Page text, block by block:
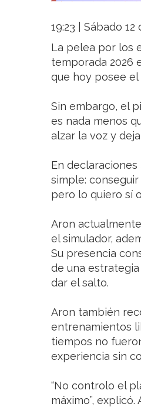
19:23 | Sábado
La pelea por los
temporada 2026
que hoy posee
Sin embargo, el
es nada menos
alzar la voz y
En
simple:
pero lo quiero sí
Aron
el simulador,
Su presencia
de una
dar el salto.
Aron también
entrenamientos
tiempos no
experiencia sin
“No controlo el
máximo”,